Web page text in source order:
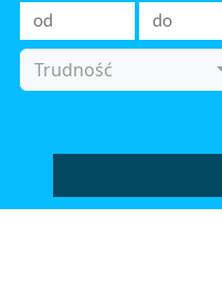
Trudność